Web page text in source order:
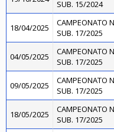
SUB. 15/2024
18/04/2025
CAMPEONATO
SUB. 17/2025
04/05/2025
CAMPEONATO
SUB. 17/2025
09/05/2025
CAMPEONATO
SUB. 17/2025
18/05/2025
CAMPEONATO
SUB. 17/2025